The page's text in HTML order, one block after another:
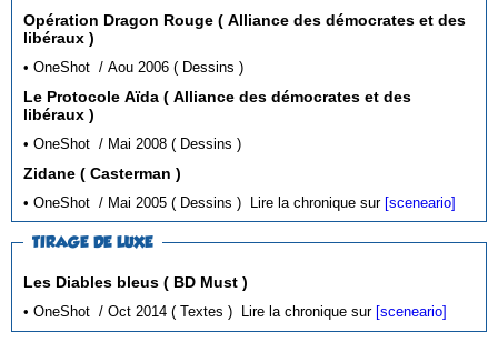
Opération Dragon Rouge ( Alliance des démocrates et des
libéraux )
• OneShot / Aou 2006 ( Dessins )
Le Protocole Aïda ( Alliance des démocrates et des
libéraux )
• OneShot / Mai 2008 ( Dessins )
Zidane ( Casterman )
• OneShot / Mai 2005 ( Dessins ) Lire la chronique sur [sceneario]
TIRAGE DE LUXE
Les Diables bleus ( BD Must )
• OneShot / Oct 2014 ( Textes ) Lire la chronique sur [sceneario]